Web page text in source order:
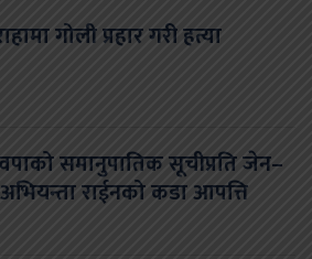
गोली प्रहार गरी हत्या
समानुपातिक सूचीप्रति जेन–
राईनको कडा आपत्ति